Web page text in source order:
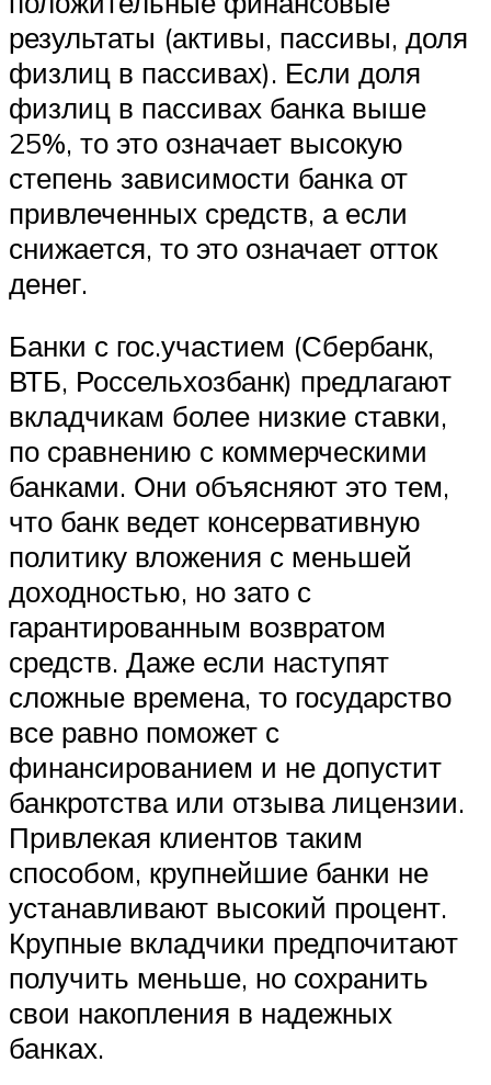
результаты (активы, пассивы, доля
физлиц в пассивах). Если доля
физлиц в пассивах банка выше
25%, то это означает высокую
степень зависимости банка от
привлеченных средств, а если
снижается, то это означает отток
денег.
Банки с гос.участием (Сбербанк,
ВТБ, Россельхозбанк) предлагают
вкладчикам более низкие ставки,
по сравнению с коммерческими
банками. Они объясняют это тем,
что банк ведет консервативную
политику вложения с меньшей
доходностью, но зато с
гарантированным возвратом
средств. Даже если наступят
сложные времена, то государство
все равно поможет с
финансированием и не допустит
банкротства или отзыва лицензии.
Привлекая клиентов таким
способом, крупнейшие банки не
устанавливают высокий процент.
Крупные вкладчики предпочитают
получить меньше, но сохранить
свои накопления в надежных
банках.